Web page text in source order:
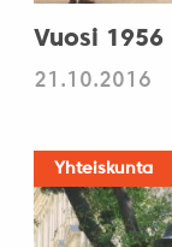
Vuosi 1956
21.10.2016
Yhteiskunta